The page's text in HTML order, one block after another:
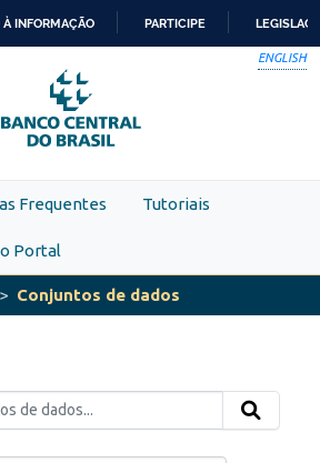
PARA
O
CONTEÚDO
À INFORMAÇÃO PARTICIPE
ENGLISH
Frequentes Tutoriais
Portal
Conjuntos de dados